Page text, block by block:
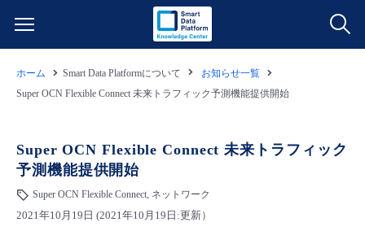
クラウド/サーバー
ネットワーク
データ利活用
クラウド/サーバー
料金情報
料金シミュレーター
ご利用開始ガイド
ホーム Smart Data Platformについて
お知らせ一覧
Super OCN Flexible Connect 未来トラフィック予測機能提供開始
Super OCN Flexible Connect 未来トラフィック
予測機能提供開始
Super OCN Flexible Connect, ネットワーク
2021年10月19日 (2021年10月19日:更新）